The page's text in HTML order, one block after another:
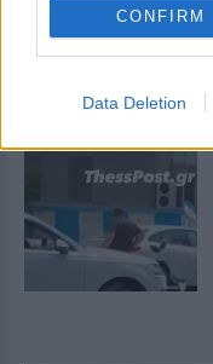
CONFIRM
Data Deletion